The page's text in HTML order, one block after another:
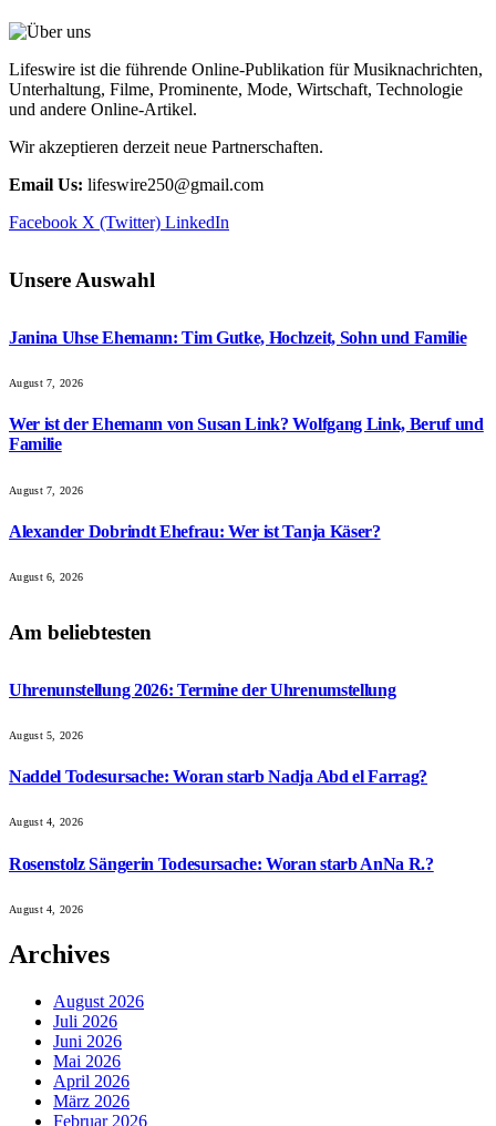
Lifeswire ist die führende Online-Publikation für Musiknachrichten,
Unterhaltung, Filme, Prominente, Mode, Wirtschaft, Technologie
und andere Online-Artikel.
Wir akzeptieren derzeit neue Partnerschaften.
Email Us: lifeswire250@gmail.com
Facebook X (Twitter) LinkedIn
Unsere Auswahl
Janina Uhse Ehemann: Tim Gutke, Hochzeit, Sohn und Familie
August 7, 2026
Wer ist der Ehemann von Susan Link? Wolfgang Link, Beruf und
Familie
August 7, 2026
Alexander Dobrindt Ehefrau: Wer ist Tanja Käser?
August 6, 2026
Am beliebtesten
Uhrenunstellung 2026: Termine der Uhrenumstellung
August 5, 2026
Naddel Todesursache: Woran starb Nadja Abd el Farrag?
August 4, 2026
Rosenstolz Sängerin Todesursache: Woran starb AnNa R.?
August 4, 2026
Archives
August 2026
Juli 2026
Juni 2026
Mai 2026
April 2026
März 2026
Februar 2026